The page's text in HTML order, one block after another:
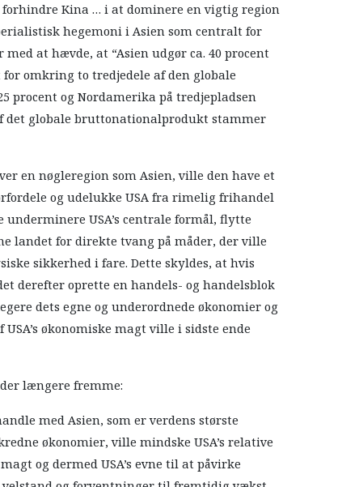
Kina … i at dominere en vigtig region
hegemoni i Asien som centralt for
med at hævde, at “Asien udgør ca. 40 procent
omkring to tredjedele af den globale
procent og Nordamerika på tredjepladsen
det globale bruttonationalprodukt stammer
en nøgleregion som Asien, ville den have et
og udelukke USA fra rimelig frihandel
USA’s centrale formål, flytte
landet for direkte tvang på måder, der ville
sikkerhed i fare. Dette skyldes, at hvis
derefter oprette en handels- og handelsblok
dets egne og underordnede økonomier og
økonomiske magt ville i sidste ende
længere fremme:
med Asien, som er verdens største
økonomier, ville mindske USA’s relative
og dermed USA’s evne til at påvirke